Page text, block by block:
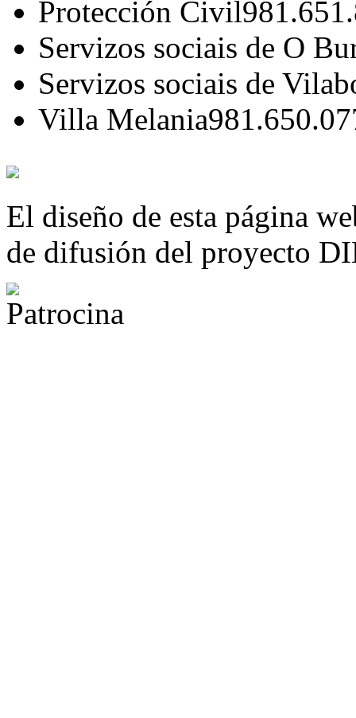
Protección Civil
Servizos sociais de O
Servizos sociais de
Villa Melania
El diseño de esta página
de difusión del proyecto